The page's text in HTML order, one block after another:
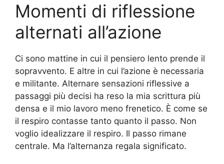
Momenti di riflessione
alternati all’azione
Ci sono mattine in cui il pensiero lento prende il
sopravvento. E altre in cui l’azione è necessaria
e militante. Alternare sensazioni riflessive a
passaggi più decisi ha reso la mia scrittura più
densa e il mio lavoro meno frenetico. È come se
il respiro contasse tanto quanto il passo. Non
voglio idealizzare il respiro. Il passo rimane
centrale. Ma l’alternanza regala significato.